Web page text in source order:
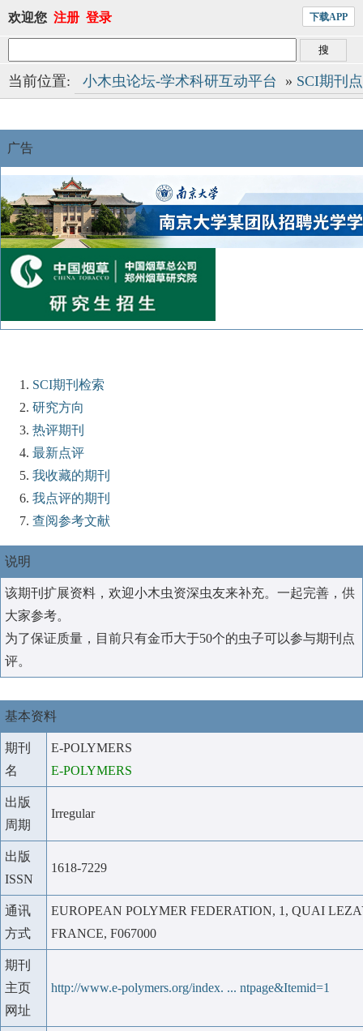
欢迎您 注册 登录 下载APP
当前位置: 小木虫论坛-学术科研互动平台 » SCI期刊
广告
SCI期刊检索
研究方向
热评期刊
最新点评
我收藏的期刊
我点评的期刊
查阅参考文献
说明
该期刊扩展资料，欢迎小木虫资深虫友来补充。一起完善，供
大家参考。
为了保证质量，目前只有金币大于50个的虫子可以参与期刊点
评。
基本资料
期刊
名
E-POLYMERS
E-POLYMERS
出版
周期
Irregular
出版
ISSN
1618-7229
通讯
方式
EUROPEAN POLYMER FEDERATION, 1, QUAI
FRANCE, F067000
期刊
主页
网址
http://www.e-polymers.org/index. ... ntpage&Itemid=1